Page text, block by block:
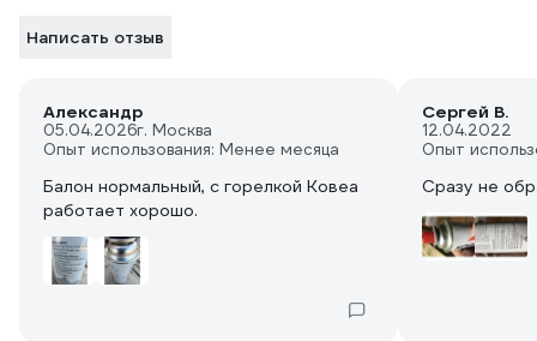
Написать отзыв
Александр
05.04.2026г. Москва
Опыт использования: Менее месяца
Балон нормальный, с горелкой Ковеа
работает хорошо.
Сергей В.
12.04.2022
Опыт
Сразу не